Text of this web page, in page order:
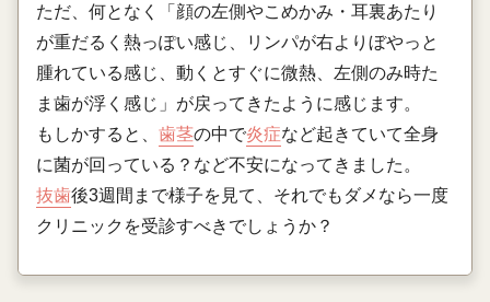
ただ、何となく「顔の左側やこめかみ・耳裏あたり
が重だるく熱っぽい感じ、リンパが右よりぼやっと
腫れている感じ、動くとすぐに微熱、左側のみ時た
ま歯が浮く感じ」が戻ってきたように感じます。
もしかすると、 歯茎の中で炎症など起きていて全身
に菌が回っている？など不安になってきました。
抜歯後3週間まで様子を見て、それでもダメなら一度
クリニックを受診すべきでしょうか？